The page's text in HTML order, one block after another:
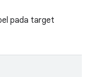
pada target